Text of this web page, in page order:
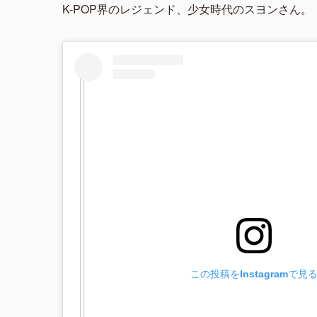
K-POP界のレジェンド、少女時代のスヨンさん。
この投稿をInstagramで見る